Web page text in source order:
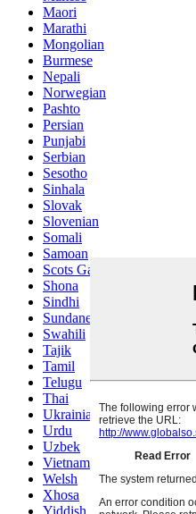
Maori
Marathi
Mongolian
Burmese
Nepali
Norwegian
Pashto
Persian
Punjabi
Serbian
Sesotho
Sinhala
Slovak
Slovenian
Somali
Samoan
Scots Gaelic
Shona
Sindhi
Sundanese
Swahili
Tajik
Tamil
Telugu
Thai
Ukrainian
Urdu
Uzbek
Vietnamese
Welsh
Xhosa